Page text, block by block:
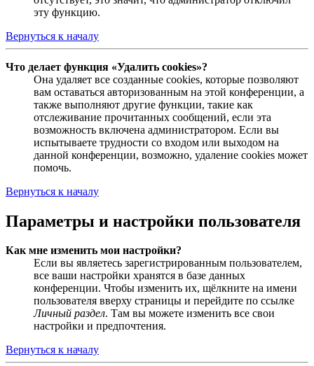
эту функцию.
Вернуться к началу
Что делает функция «Удалить cookies»?
Она удаляет все созданные cookies, которые позволяют
вам оставаться авторизованным на этой конференции, а
также выполняют другие функции, такие как
отслеживание прочитанных сообщений, если эта
возможность включена администратором. Если вы
испытываете трудности со входом или выходом на
данной конференции, возможно, удаление cookies может
помочь.
Вернуться к началу
Параметры и настройки пользователя
Как мне изменить мои настройки?
Если вы являетесь зарегистрированным пользователем,
все ваши настройки хранятся в базе данных
конференции. Чтобы изменить их, щёлкните на имени
пользователя вверху страницы и перейдите по ссылке
Личный раздел. Там вы можете изменить все свои
настройки и предпочтения.
Вернуться к началу